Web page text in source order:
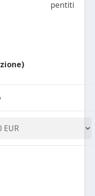
pentiti